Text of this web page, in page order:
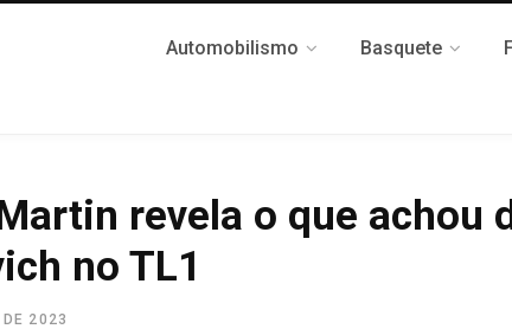
Automobilismo Basquete
revela o que achou
no TL1
DE 2023